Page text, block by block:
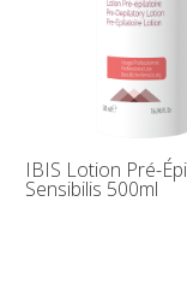
IBIS Lotion Pré-
Sensibilis 500ml